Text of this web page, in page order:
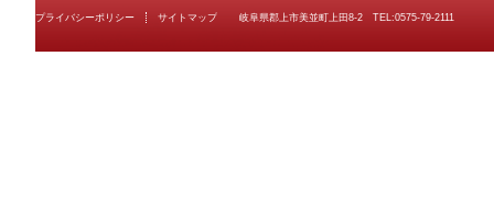
プライバシーポリシー サイトマップ 岐阜県郡上市美並町上田8-2 TEL:0575-79-2111